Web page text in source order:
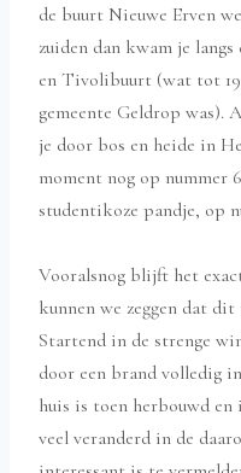
de buurt Nieuwe Erven
zuiden dan kwam je
en Tivolibuurt (wat tot
gemeente Geldrop was).
je door bos en heide in
moment nog op nummer
studentikoze pandje, op
Vooralsnog blijft het
kunnen we zeggen dat
Startend in de strenge
door een brand volledig
huis is toen herbouwd en
veel veranderd in de